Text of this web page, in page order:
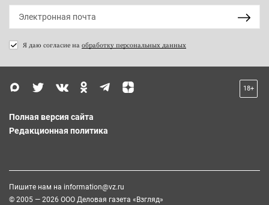
Я даю согласие на обработку персональных данных
18+
Полная версия сайта
Редакционная политика
Пишите нам на information@vz.ru
© 2005 — 2026 ООО Деловая газета «Взгляд»